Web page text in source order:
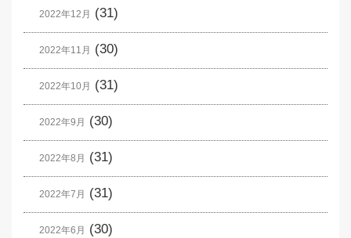
2022年12月 (31)
2022年11月 (30)
2022年10月 (31)
2022年9月 (30)
2022年8月 (31)
2022年7月 (31)
2022年6月 (30)